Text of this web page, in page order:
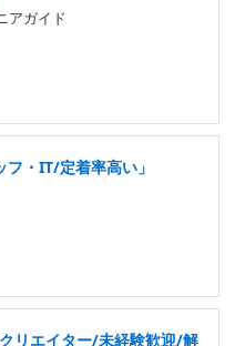
アガイド
・IT/定着率高い」
リエイター/未経験歓迎/解